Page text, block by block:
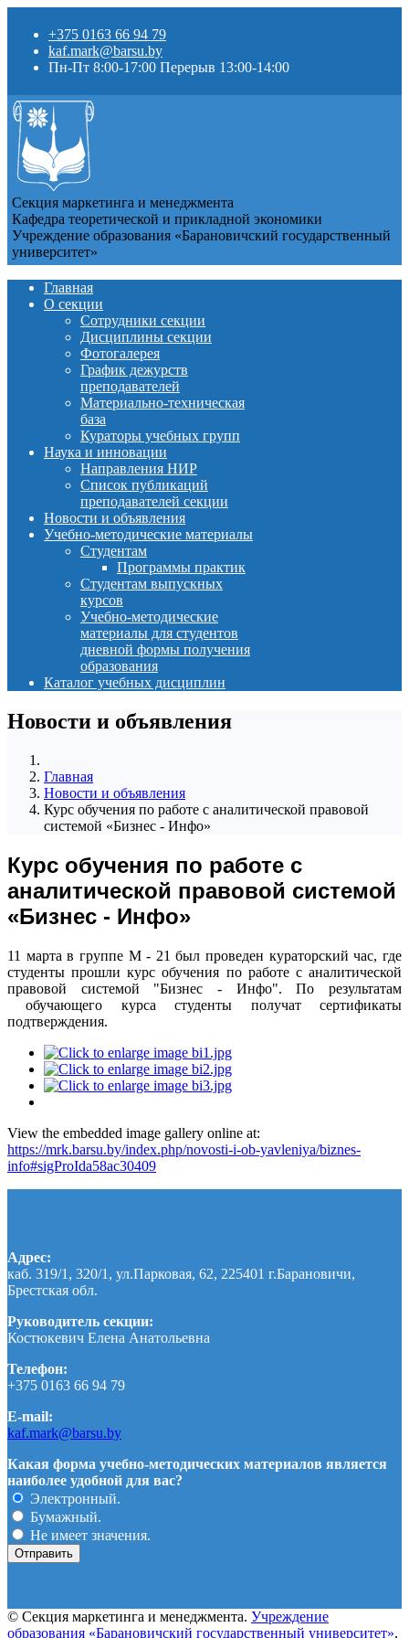
+375 0163 66 94 79
kaf.mark@barsu.by
Пн-Пт 8:00-17:00 Перерыв 13:00-14:00
Секция маркетинга и менеджмента
Кафедра теоретической и прикладной экономики
Учреждение образования «Барановичский государственный
университет»
Главная
О секции
Сотрудники секции
Дисциплины секции
Фотогалерея
График дежурств
преподавателей
Материально-техническая
база
Кураторы учебных групп
Наука и инновации
Направления НИР
Список публикаций
преподавателей секции
Новости и объявления
Учебно-методические материалы
Студентам
Программы практик
Студентам выпускных
курсов
Учебно-методические
материалы для студентов
дневной формы получения
образования
Каталог учебных дисциплин
Новости и объявления
Главная
Новости и объявления
Курс обучения по работе с аналитической правовой
системой «Бизнес - Инфо»
Курс обучения по работе с
аналитической правовой системой
«Бизнес - Инфо»
11 марта в группе М - 21 был проведен кураторский час, где
студенты прошли курс обучения по работе с аналитической
правовой системой "Бизнес - Инфо". По результатам
обучающего курса студенты получат сертификаты
подтверждения.
View the embedded image gallery online at:
https://mrk.barsu.by/index.php/novosti-i-ob-yavleniya/biznes-
info#sigProIda58ac30409
Адрес:
каб. 319/1, 320/1, ул.Парковая, 62, 225401 г.Барановичи,
Брестская обл.
Руководитель секции:
Костюкевич Елена Анатольевна
Телефон:
+375 0163 66 94 79
E-mail:
kaf.mark@barsu.by
Какая форма учебно-методических материалов является
наиболее удобной для вас?
Электронный.
Бумажный.
Не имеет значения.
© Секция маркетинга и менеджмента. Учреждение
образования «Барановичский государственный университет»,